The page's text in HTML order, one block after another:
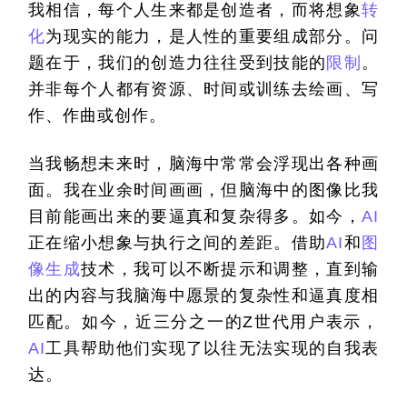
我相信，每个人生来都是创造者，而将想象转
化为现实的能力，是人性的重要组成部分。问
题在于，我们的创造力往往受到技能的 限制 。
并非每个人都有资源、时间或训练去绘画、写
作、作曲或创作。
当我畅想未来时，脑海中常常会浮现出各种画
面。我在业余时间画画，但脑海中的图像比我
目前能画出来的要逼真和复杂得多。如今， AI
正在缩小想象与执行之间的差距。借助AI和 图
像生成技术，我可以不断提示和调整，直到输
出的内容与我脑海中愿景的复杂性和逼真度相
匹配。如今，近三分之一的Z世代用户表示，
AI工具帮助他们实现了以往无法实现的自我表
达。